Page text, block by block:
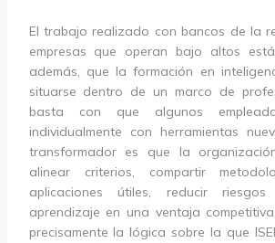
El trabajo realizado con bancos de la
empresas que operan bajo altos
además, que la formación en
situarse dentro de un marco de
basta con que algunos
individualmente con herramientas
transformador es que la
alinear criterios, compartir
aplicaciones útiles, reducir
aprendizaje en una ventaja
precisamente la lógica sobre la que